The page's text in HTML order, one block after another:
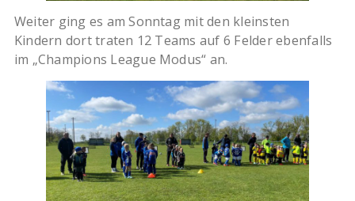
Weiter ging es am Sonntag mit den kleinsten
Kindern dort traten 12 Teams auf 6 Felder ebenfalls
im „Champions League Modus“ an.